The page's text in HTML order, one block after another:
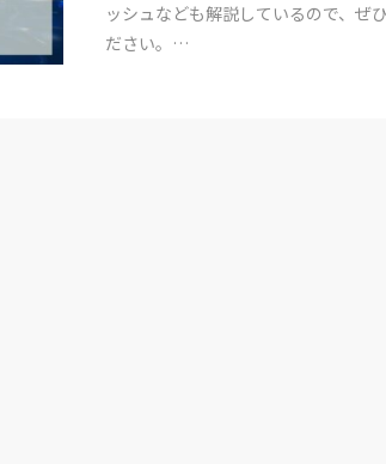
ッシュなども解説しているので、ぜ
ださい。…